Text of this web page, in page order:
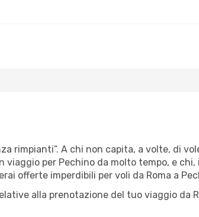
rimpianti”. A chi non capita, a volte, di
viaggio per Pechino da molto tempo, e
offerte imperdibili per voli da Roma a
alla prenotazione del tuo viaggio da